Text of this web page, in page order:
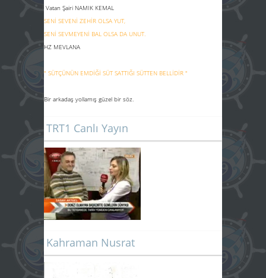
Vatan Şairi NAMIK KEMAL
SENİ SEVENİ ZEHİR OLSA YUT,
SENİ SEVMEYENİ BAL OLSA DA UNUT.
HZ MEVLANA
" SÜTÇÜNÜN EMDİĞİ SÜT SATTIĞI SÜTTEN BELLİDİR "
Bir arkadaş yollamış güzel bir söz.
TRT1 Canlı Yayın
Kahraman Nusrat